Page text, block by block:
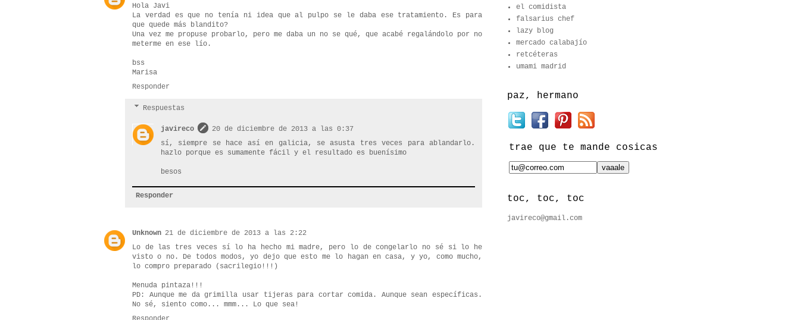
Hola Javi
La verdad es que no tenía ni idea que al pulpo se le daba ese tratamiento. Es para
que quede más blandito?
Una vez me propuse probarlo, pero me daba un no se qué, que acabé regalándolo por no
meterme en ese lío.
bss
Marisa
Responder
Respuestas
javireco
20 de diciembre de 2013 a las 0:37
sí, siempre se hace así en galicia, se asusta tres veces para ablandarlo.
hazlo porque es sumamente fácil y el resultado es buenísimo
besos
Responder
Unknown 21 de diciembre de 2013 a las 2:22
Lo de las tres veces sí lo ha hecho mi madre, pero lo de congelarlo no sé si lo he
visto o no. De todos modos, yo dejo que esto me lo hagan en casa, y yo, como mucho,
lo compro preparado (sacrilegio!!!)
Menuda pintaza!!!
PD: Aunque me da grimilla usar tijeras para cortar comida. Aunque sean específicas.
No sé, siento como... mmm... Lo que sea!
el comidista
falsarius chef
lazy blog
mercado calabajío
retcéteras
umami madrid
paz, hermano
trae que te mande cosicas
toc, toc, toc
javireco@gmail.com